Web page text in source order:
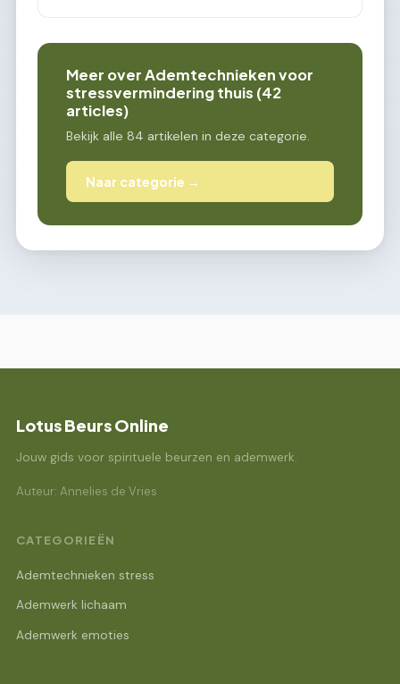
Meer over Ademtechnieken voor
stressvermindering thuis (42
articles)
Bekijk alle 84 artikelen in deze categorie.
Naar categorie →
Lotus Beurs Online
Jouw gids voor spirituele beurzen en ademwerk.
Auteur: Annelies de Vries
CATEGORIEËN
Ademtechnieken stress
Ademwerk lichaam
Ademwerk emoties